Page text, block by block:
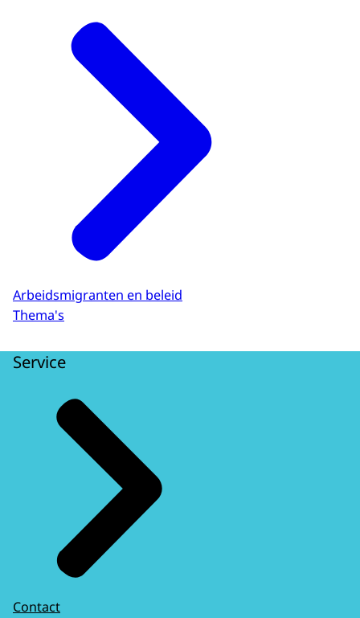
Arbeidsmigranten en beleid
Thema's
Service
Contact